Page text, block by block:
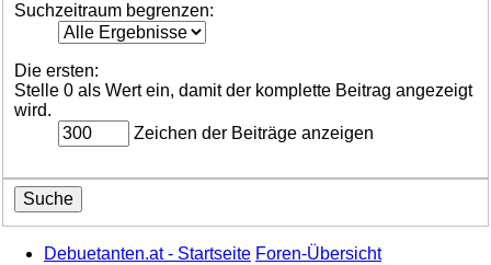
Suchzeitraum begrenzen:
Die ersten:
Stelle 0 als Wert ein, damit der komplette Beitrag angezeigt
wird.
Zeichen der Beiträge anzeigen
Debuetanten.at - Startseite Foren-Übersicht